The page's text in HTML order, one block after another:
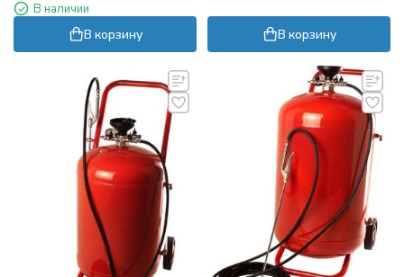
В наличии
В корзину В корзину